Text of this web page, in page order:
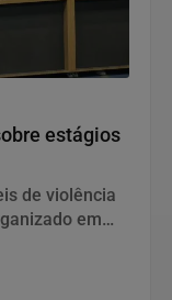
estágios
de violência
em